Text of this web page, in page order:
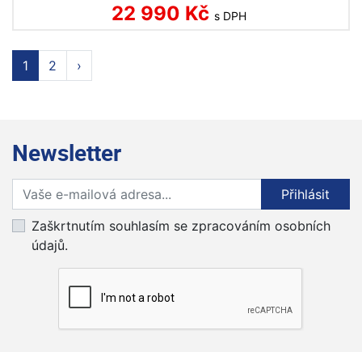
22 990 Kč s DPH
1 2 ›
Newsletter
Přihlaste se k odběru novinek
Přihlásit
Zaškrtnutím souhlasím se zpracováním osobních
údajů.